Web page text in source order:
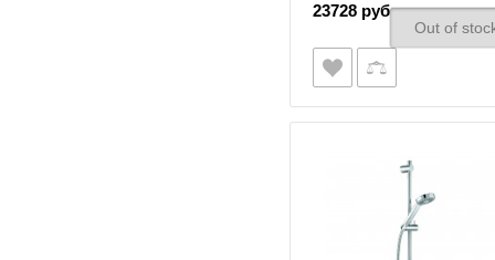
23728 руб.
Out of